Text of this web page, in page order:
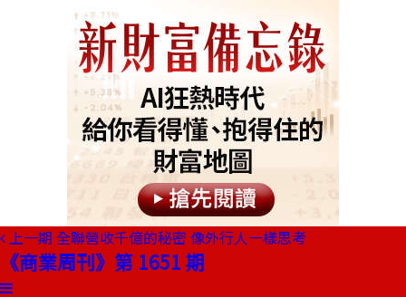
上一期 全聯營收千億的秘密 像外行人一樣思考
《商業周刊》第 1651 期